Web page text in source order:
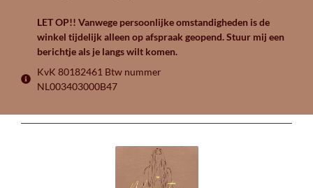
LET OP!! Vanwege persoonlijke omstandigheden is de
winkel tijdelijk alleen op afspraak geopend. Stuur mij een
berichtje als je langs wilt komen.
KvK 80182461 Btw nummer
NL003403000B47